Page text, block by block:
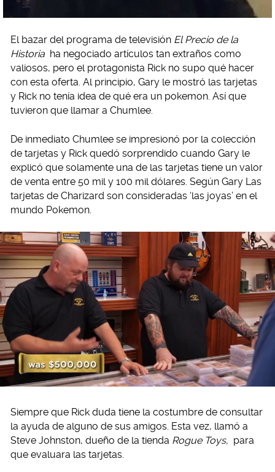
El bazar del programa de televisión El Precio de la
Historia ha negociado artículos tan extraños como
valiosos, pero el protagonista Rick no supo qué hacer
con esta oferta. Al principio, Gary le mostró las tarjetas
y Rick no tenía idea de qué era un pokemon. Así que
tuvieron que llamar a Chumlee.
De inmediato Chumlee se impresionó por la colección
de tarjetas y Rick quedó sorprendido cuando Gary le
explicó que solamente una de las tarjetas tiene un valor
de venta entre 50 mil y 100 mil dólares. Según Gary Las
tarjetas de Charizard son consideradas ‘las joyas’ en el
mundo Pokemon.
Siempre que Rick duda tiene la costumbre de consultar
la ayuda de alguno de sus amigos. Esta vez, llamó a
Steve Johnston, dueño de la tienda Rogue Toys, para
que evaluara las tarjetas.